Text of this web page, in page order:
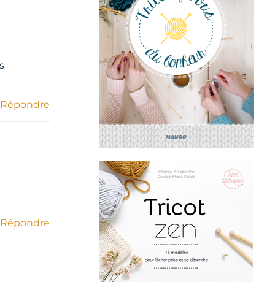
Répondre
Répondre